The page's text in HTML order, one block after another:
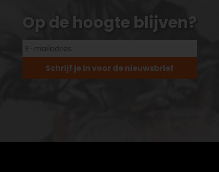
Op de hoogte blijven?
Schrijf je in voor de nieuwsbrief